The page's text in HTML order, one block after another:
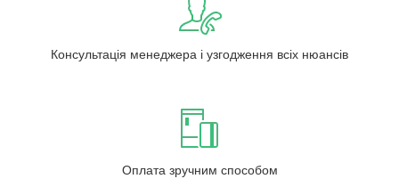
Консультація менеджера і узгодження всіх нюансів
Оплата зручним способом